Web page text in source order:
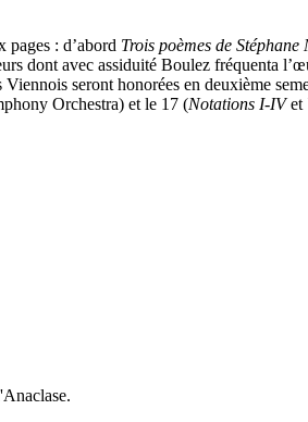
pages : d’abord Trois poèmes de
dont avec assiduité Boulez fréquenta
seront honorées en deuxième
Orchestra) et le 17 (Notations I-IVet